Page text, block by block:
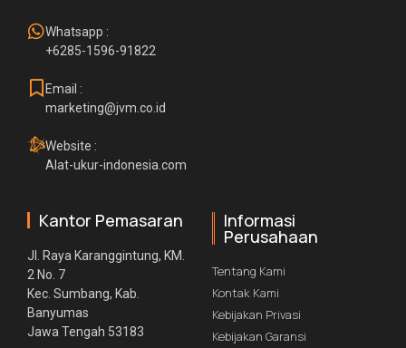
Whatsapp :
+6285-1596-91822
Email :
marketing@jvm.co.id
Website :
Alat-ukur-indonesia.com
Kantor Pemasaran
Jl. Raya Karanggintung, KM.
2 No. 7
Kec. Sumbang, Kab.
Banyumas
Jawa Tengah 53183
Informasi
Perusahaan
Tentang Kami
Kontak Kami
Kebijakan Privasi
Kebijakan Garansi